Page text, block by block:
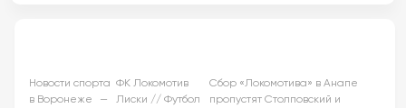
Новости спорта
в Воронеже
ФК Локомотив
Лиски // Футбол
Сбор «Локомотива» в Анапе
пропустят Столповский и